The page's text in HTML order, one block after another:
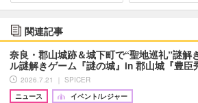
関連記事
奈良・郡山城跡＆城下町で“聖地巡礼”謎解
ル謎解きゲーム『謎の城』in 郡山城『豊
2026.7.21 ｜ SPICER
ニュース
イベント/レジャー